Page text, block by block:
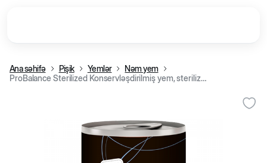
Ana səhifə Pişik Yemlər
Nəm yem
ProBalance Sterilized Konservləşdirilmiş yem, sterilizasiya edilmiş pişiklər üçün, 415 q